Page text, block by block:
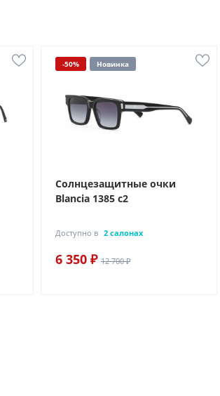
-50% Новинка
Солнцезащитные очки
Blancia 1385 с2
Доступно в 2 салонах
6 350 ₽ 12 700 ₽